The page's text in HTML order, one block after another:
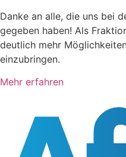
Danke an alle, die uns bei
gegeben haben! Als
deutlich mehr
einzubringen.
Mehr erfahren